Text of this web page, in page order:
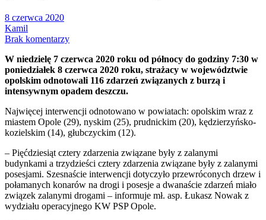
8 czerwca 2020
Kamil
Brak komentarzy
W niedzielę 7 czerwca 2020 roku od północy do godziny 7:30 w
poniedziałek 8 czerwca 2020 roku, strażacy w województwie
opolskim odnotowali 116 zdarzeń związanych z burzą i
intensywnym opadem deszczu.
Najwięcej interwencji odnotowano w powiatach: opolskim wraz z
miastem Opole (29), nyskim (25), prudnickim (20), kędzierzyńsko-
kozielskim (14), głubczyckim (12).
– Pięćdziesiąt cztery zdarzenia związane były z zalanymi
budynkami a trzydzieści cztery zdarzenia związane były z zalanymi
posesjami. Szesnaście interwencji dotyczyło przewróconych drzew i
połamanych konarów na drogi i posesje a dwanaście zdarzeń miało
związek zalanymi drogami – informuje mł. asp. Łukasz Nowak z
wydziału operacyjnego KW PSP Opole.